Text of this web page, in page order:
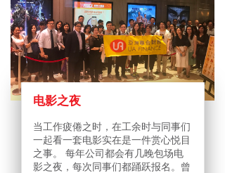
亲身办理
繁 EN
电影之夜
当工作疲倦之时，在工余时与同事们
一起看一套电影实在是一件赏心悦目
之事。 每年公司都会有几晚包场电
影之夜，每次同事们都踊跃报名。曾